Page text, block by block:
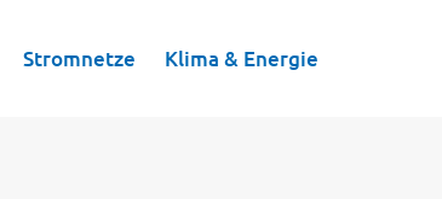
Stromnetze Klima & Energie
Stromnetze Klima & Energie